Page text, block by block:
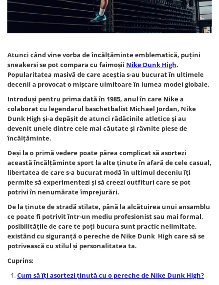
Tricouri copii
Pantaloni lungi copii
Bluze copii
Pantaloni scurti Copii
Accesorii
Ingrijire incaltaminte
Sosete
Sepci
Rucsaci
Caciuli
Genti si borsete
Atunci când vine vorba de încălţăminte emblematică, puţini
sneakersi se pot compara cu faimoşii Nike Dunk High.
Popularitatea masivă de care aceştia s-au bucurat în ultimele
decenii a provocat o mişcare uimitoare în lumea modei globale.
Introduşi pentru prima dată în 1985, anul în care Nike a
colaborat cu legendarul baschetbalist Michael Jordan, Nike
Dunk High şi-a depăşit de atunci rădăcinile atletice şi au
devenit unele dintre cele mai căutate şi râvnite piese de
încălţăminte.
Deşi la o primă vedere poate părea complicat să asortezi
această încălţăminte sport la alte ţinute în afară de cele casual,
libertatea de care s-a bucurat modă în ultimul deceniu îţi
permite să experimentezi şi să creezi outfituri care se pot
potrivi în nenumărate împrejurări.
De la ţinute de stradă stilate, până la alcătuirea unui ansamblu
ce poate fi potrivit într-un mediu profesionist sau mai formal,
posibilităţile de care te poţi bucura sunt practic nelimitate,
existând cu siguranţă o pereche de Nike Dunk High care să se
potrivească cu stilul şi personalitatea ta.
Cuprins:
Cum să îţi asortezi ţinută cu o pereche de Nike Dunk High?